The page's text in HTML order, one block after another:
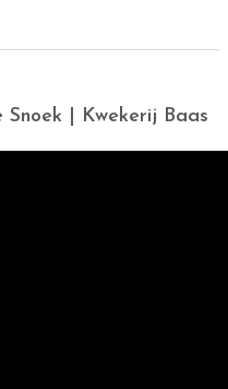
| Kwekerij Baas